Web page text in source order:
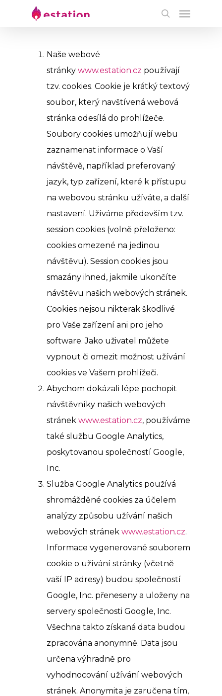
Naše webové
stránky www.estation.cz používají
tzv. cookies. Cookie je krátký textový
soubor, který navštívená webová
stránka odesílá do prohlížeče.
Soubory cookies umožňují webu
zaznamenat informace o Vaší
návštěvě, například preferovaný
jazyk, typ zařízení, které k přístupu
na webovou stránku užíváte, a další
nastavení. Užíváme především tzv.
session cookies (volně přeloženo:
cookies omezené na jedinou
návštěvu). Session cookies jsou
smazány ihned, jakmile ukončíte
návštěvu našich webových stránek.
Cookies nejsou nikterak škodlivé
pro Vaše zařízení ani pro jeho
software. Jako uživatel můžete
vypnout či omezit možnost užívání
cookies ve Vašem prohlížeči.
Abychom dokázali lépe pochopit
návštěvníky našich webových
stránek www.estation.cz, používáme
také službu Google Analytics,
poskytovanou společností Google,
Inc.
Služba Google Analytics používá
shromážděné cookies za účelem
analýzy způsobu užívání našich
webových stránek www.estation.cz.
Informace vygenerované souborem
cookie o užívání stránky (včetně
vaší IP adresy) budou společností
Google, Inc. přeneseny a uloženy na
servery společnosti Google, Inc.
Všechna takto získaná data budou
zpracována anonymně. Data jsou
určena výhradně pro
vyhodnocování užívání webových
stránek. Anonymita je zaručena tím,